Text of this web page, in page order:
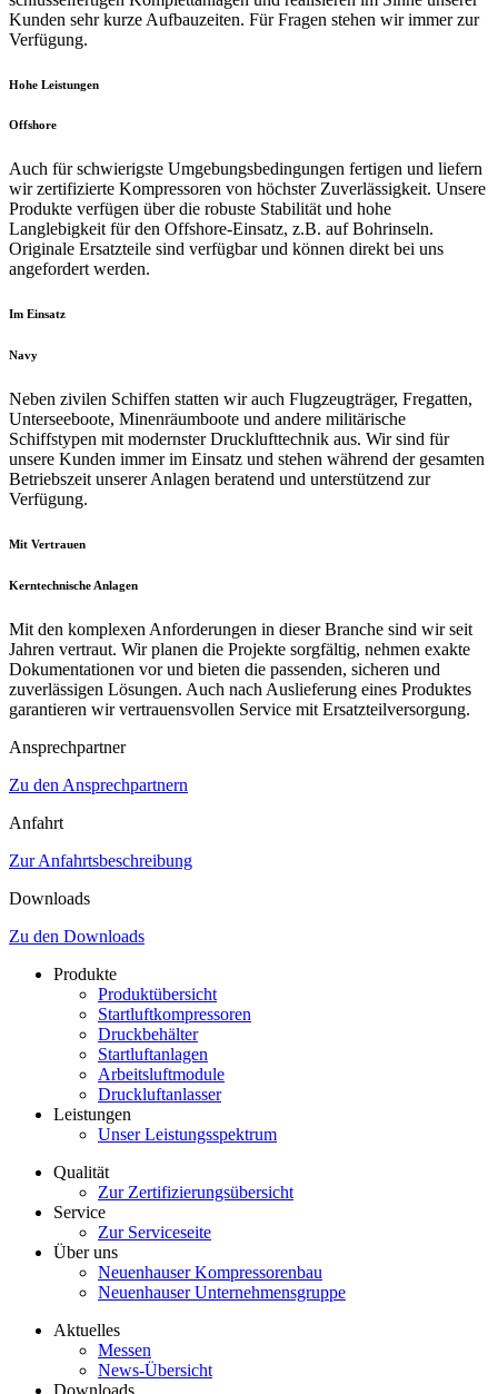
Kunden sehr kurze Aufbauzeiten. Für Fragen stehen wir immer zur
Verfügung.
Hohe Leistungen
Offshore
Auch für schwierigste Umgebungsbedingungen fertigen und liefern
wir zertifizierte Kompressoren von höchster Zuverlässigkeit. Unsere
Produkte verfügen über die robuste Stabilität und hohe
Langlebigkeit für den Offshore-Einsatz, z.B. auf Bohrinseln.
Originale Ersatzteile sind verfügbar und können direkt bei uns
angefordert werden.
Im Einsatz
Navy
Neben zivilen Schiffen statten wir auch Flugzeugträger, Fregatten,
Unterseeboote, Minenräumboote und andere militärische
Schiffstypen mit modernster Drucklufttechnik aus. Wir sind für
unsere Kunden immer im Einsatz und stehen während der gesamten
Betriebszeit unserer Anlagen beratend und unterstützend zur
Verfügung.
Mit Vertrauen
Kerntechnische Anlagen
Mit den komplexen Anforderungen in dieser Branche sind wir seit
Jahren vertraut. Wir planen die Projekte sorgfältig, nehmen exakte
Dokumentationen vor und bieten die passenden, sicheren und
zuverlässigen Lösungen. Auch nach Auslieferung eines Produktes
garantieren wir vertrauensvollen Service mit Ersatzteilversorgung.
Ansprechpartner
Zu den Ansprechpartnern
Anfahrt
Zur Anfahrtsbeschreibung
Downloads
Zu den Downloads
Produkte
Produktübersicht
Startluftkompressoren
Druckbehälter
Startluftanlagen
Arbeitsluftmodule
Druckluftanlasser
Leistungen
Unser Leistungsspektrum
Qualität
Zur Zertifizierungsübersicht
Service
Zur Serviceseite
Über uns
Neuenhauser Kompressorenbau
Neuenhauser Unternehmensgruppe
Aktuelles
Messen
News-Übersicht